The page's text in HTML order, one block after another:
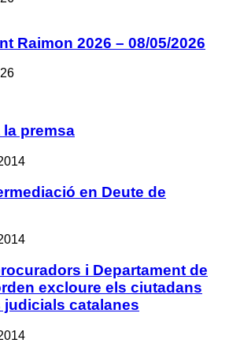
Raimon 2026 – 08/05/2026
la premsa
en Deute de
i Departament de
excloure els ciutadans
judicials catalanes